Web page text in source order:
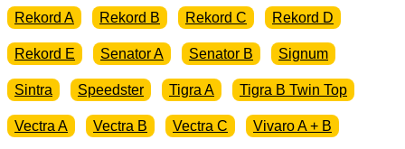
Rekord A Rekord B Rekord C Rekord D
Rekord E Senator A Senator B Signum
Sintra Speedster Tigra A Tigra B Twin Top
Vectra A Vectra B Vectra C Vivaro A + B